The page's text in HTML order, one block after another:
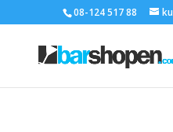
08-124 517 88